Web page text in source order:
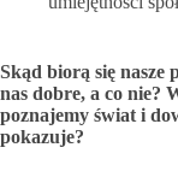
Skąd biorą się nasze
nas dobre, a co nie?
poznajemy świat i
pokazuje?